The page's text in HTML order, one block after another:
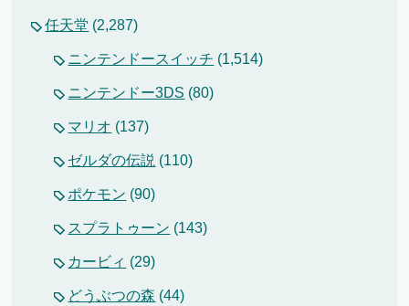
任天堂 (2,287)
ニンテンドースイッチ (1,514)
ニンテンドー3DS (80)
マリオ (137)
ゼルダの伝説 (110)
ポケモン (90)
スプラトゥーン (143)
カービィ (29)
どうぶつの森 (44)